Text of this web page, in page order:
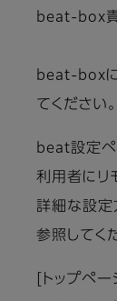
beat-box責
beat-boxに
てください。
beat設定ペ
利用者にリ
詳細な設定
参照してく
[トップペ